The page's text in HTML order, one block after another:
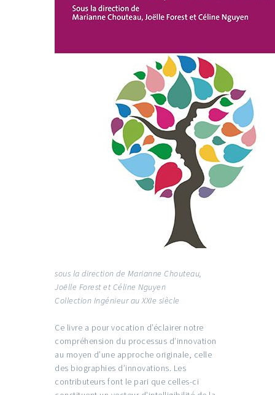
sous la direction de Marianne Chouteau,
Joëlle Forest et Céline Nguyen
Collection Ingénieur au XXIe siècle
Ce livre a pour vocation d’éclairer notre
compréhension du processus d’innovation
au moyen d’une approche originale, celle
des biographies d’innovations. Les
contributeurs font le pari que celles-ci